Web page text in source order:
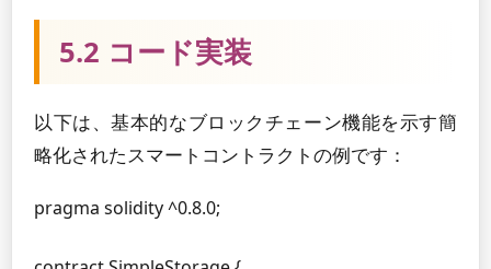
5.2 コード実装
以下は、基本的なブロックチェーン機能を示す簡
略化されたスマートコントラクトの例です：
pragma solidity ^0.8.0;